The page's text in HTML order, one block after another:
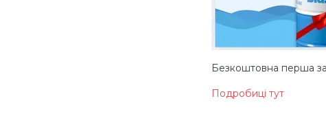
Безкоштовна перша
Подробиці тут